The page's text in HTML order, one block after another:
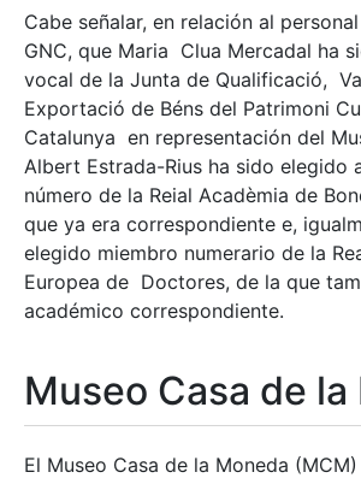
Cabe señalar, en relación al
GNC, que Maria Clua Mercadal ha
vocal de la Junta de Qualificació,
Exportació de Béns del Patrimoni
Catalunya en representación del
Albert Estrada-Rius ha sido elegido
número de la Reial Acadèmia de
que ya era correspondiente e,
elegido miembro numerario de la
Europea de Doctores, de la que
académico correspondiente.
Museo Casa de la
El Museo Casa de la Moneda